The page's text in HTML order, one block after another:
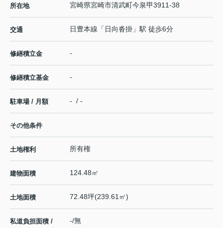
所在地 宮崎県宮崎市清武町今泉甲3911-38
交通 日豊本線 「 日向沓掛 」駅 徒歩6分
修繕積立金 -
修繕積立基金 -
駐車場 / 月額 - / -
その他条件
土地権利 所有権
建物面積 124.48㎡
土地面積 72.48坪(239.61㎡)
私道負担面積 /
-/無